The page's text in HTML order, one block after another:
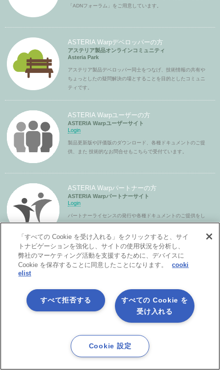
「ADNフォーラム」をご用意しています。
ASTERIA Warpデベロッパーの方
アステリア製品オンラインコミュニティ
Asteria Park
アステリア製品デベロッパー同士をつなげ、技術情報の共有や
ちょっとしたの疑問解決の場とすることを目的としたコミュニ
ティです。
ASTERIA Warpユーザーの方
ASTERIA Warpユーザーサイト
Login
製品更新版や評価版のダウンロード、各種ドキュメントのご提
供、また 技術的なお問合せもこちらで受付ています。
ASTERIA Warpパートナーの方
ASTERIA Warpパートナーサイト
Login
パートナーライセンスの発行や各種ドキュメントのご提供をし
ています。
製品サービス
「すべての Cookie を受け入れる」をクリックすると、サイ
トナビゲーションを強化し、サイトの使用状況を分析し、
弊社のマーケティング活動を支援するために、デバイスに
Cookie を保存することに同意したことになります。
cooki
elist
すべての Cookie を
受け入れる
すべて拒否する
Cookie 設定